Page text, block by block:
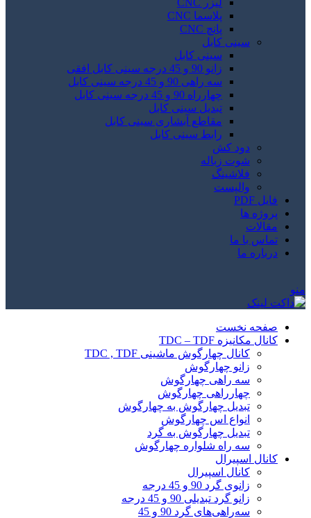
لیزر CNC
پلاسما CNC
پانچ CNC
سینی کابل
سینی کابل
زانو 90 و 45 درجه سینی کابل افقی
سه راهی 90 و 45 درجه سینی کابل
چهارراه 90 و 45 درجه سینی کابل
تبدیل سینی کابل
مقاطع آبشاری سینی کابل
رابط سینی کابل
دود کش
شوت زباله
فلاشینگ
والپست
فایل PDF
پروژه ها
مقالات
تماس با ما
درباره ما
منو
صفحه نخست
کانال مکانیزه TDC – TDF
کانال چهارگوش ماشینی TDC , TDF
زانو چهارگوش
سه راهی چهارگوش
چهارراهی چهارگوش
تبدیل چهارگوش به چهارگوش
انواع اس چهارگوش
تبدیل چهارگوش به گرد
سه راه شلواره چهارگوش
کانال اسپیرال
کانال اسپیرال
زانوی گرد 90 و 45 درجه
زانو گرد تبدیلی 90 و 45 درجه
سه‌راهی‌های گرد 90 و 45